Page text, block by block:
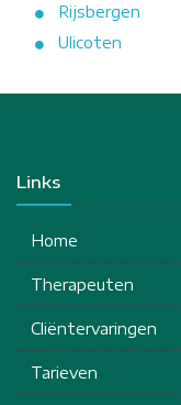
Rijsbergen
Ulicoten
Links
Home
Therapeuten
Cliëntervaringen
Tarieven